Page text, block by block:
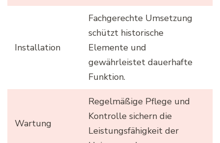
Installation
Fachgerechte Umsetzung
schützt historische
Elemente und
gewährleistet dauerhafte
Funktion.
Wartung
Regelmäßige Pflege und
Kontrolle sichern die
Leistungsfähigkeit der